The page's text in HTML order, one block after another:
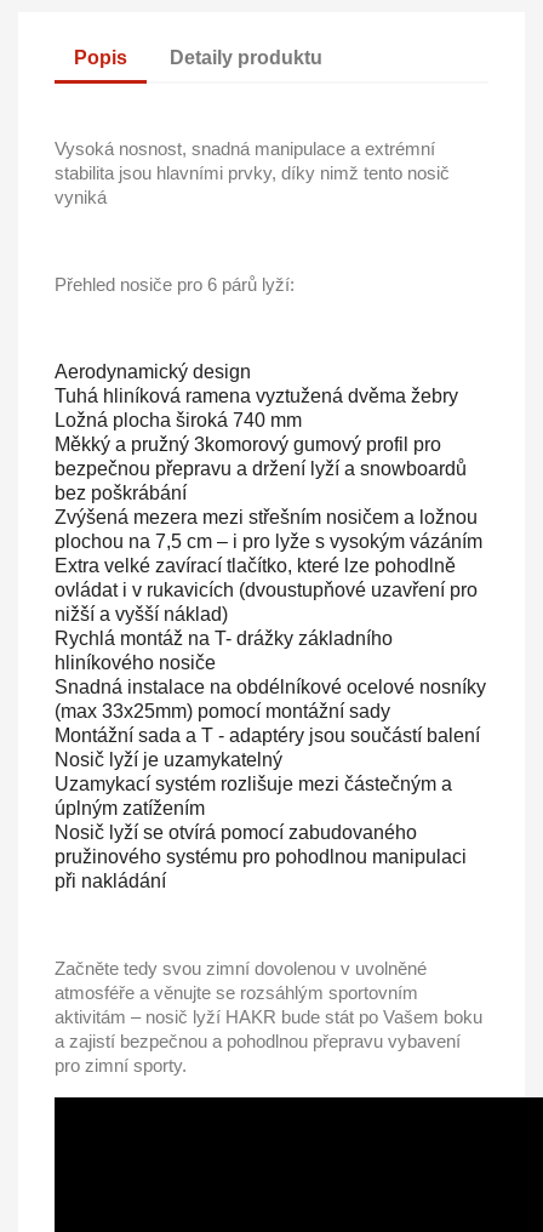
Popis Detaily produktu
Vysoká nosnost, snadná manipulace a extrémní
stabilita jsou hlavními prvky, díky nimž tento nosič
vyniká
Přehled nosiče pro 6 párů lyží:
Aerodynamický design
Tuhá hliníková ramena vyztužená dvěma žebry
Ložná plocha široká 740 mm
Měkký a pružný 3komorový gumový profil pro
bezpečnou přepravu a držení lyží a snowboardů
bez poškrábání
Zvýšená mezera mezi střešním nosičem a ložnou
plochou na 7,5 cm – i pro lyže s vysokým vázáním
Extra velké zavírací tlačítko, které lze pohodlně
ovládat i v rukavicích (dvoustupňové uzavření pro
nižší a vyšší náklad)
Rychlá montáž na T- drážky základního
hliníkového nosiče
Snadná instalace na obdélníkové ocelové nosníky
(max 33x25mm) pomocí montážní sady
Montážní sada a T - adaptéry jsou součástí balení
Nosič lyží je uzamykatelný
Uzamykací systém rozlišuje mezi částečným a
úplným zatížením
Nosič lyží se otvírá pomocí zabudovaného
pružinového systému pro pohodlnou manipulaci
při nakládání
Začněte tedy svou zimní dovolenou v uvolněné
atmosféře a věnujte se rozsáhlým sportovním
aktivitám – nosič lyží HAKR bude stát po Vašem boku
a zajistí bezpečnou a pohodlnou přepravu vybavení
pro zimní sporty.